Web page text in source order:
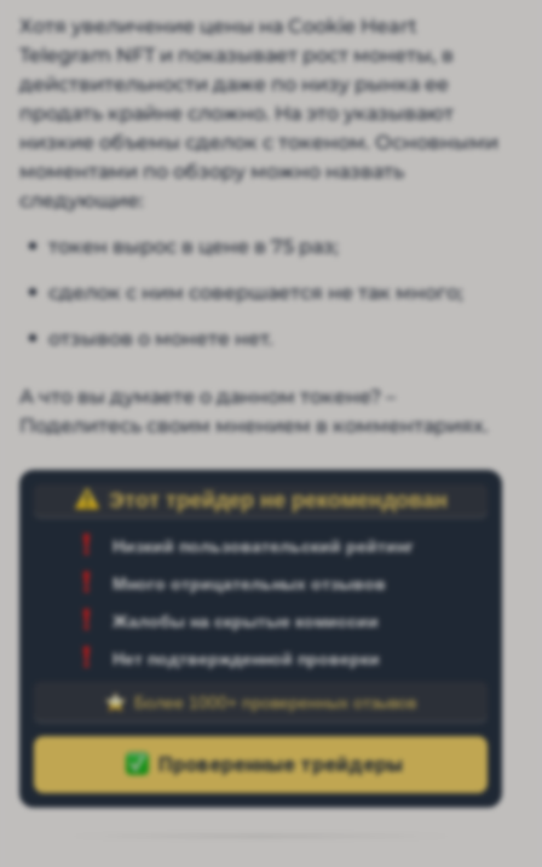
Хотя увеличение цены на Cookie Heart
Telegram NFT и показывает рост монеты, в
действительности даже по низу рынка ее
продать крайне сложно. На это указывают
низкие объемы сделок с токеном. Основными
моментами по обзору можно назвать
следующие:
токен вырос в цене в 75 раз;
сделок с ним совершается не так много;
отзывов о монете нет.
А что вы думаете о данном токене? –
Поделитесь своим мнением в комментариях.
Этот трейдер не рекомендован
Низкий пользовательский рейтинг
Много отрицательных отзывов
Жалобы на скрытые комиссии
Нет подтвержденной проверки
Более 1000+ проверенных отзывов